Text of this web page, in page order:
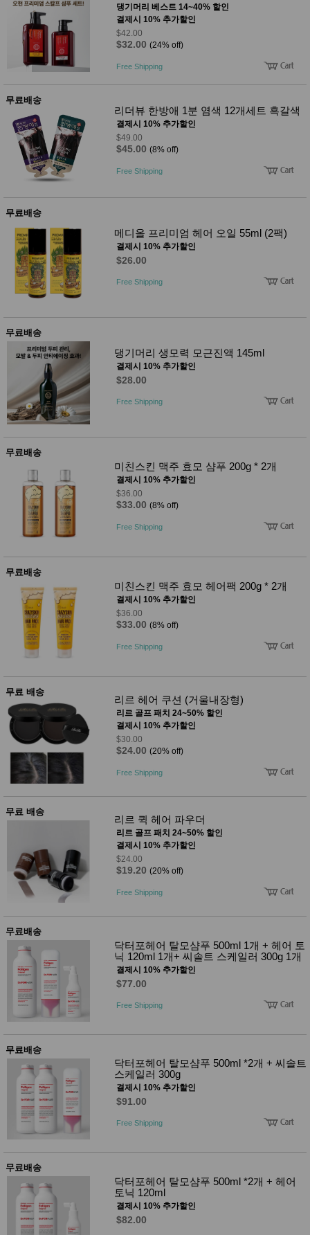
댕기머리 베스트 14~40% 할인
결제시 10% 추가할인
$42.00
$32.00 (24% off)
Free Shipping
무료배송
리더뷰 한방애 1분 염색 12개세트 흑갈색
결제시 10% 추가할인
$49.00
$45.00 (8% off)
Free Shipping
무료배송
메디올 프리미엄 헤어 오일 55ml (2팩)
결제시 10% 추가할인
$26.00
Free Shipping
무료배송
댕기머리 생모력 모근진액 145ml
결제시 10% 추가할인
$28.00
Free Shipping
무료배송
미친스킨 맥주 효모 샴푸 200g * 2개
결제시 10% 추가할인
$36.00
$33.00 (8% off)
Free Shipping
무료배송
미친스킨 맥주 효모 헤어팩 200g * 2개
결제시 10% 추가할인
$36.00
$33.00 (8% off)
Free Shipping
무료 배송
리르 헤어 쿠션 (거울내장형)
리르 골프 패치 24~50% 할인
결제시 10% 추가할인
$30.00
$24.00 (20% off)
Free Shipping
무료 배송
리르 퀵 헤어 파우더
리르 골프 패치 24~50% 할인
결제시 10% 추가할인
$24.00
$19.20 (20% off)
Free Shipping
무료배송
닥터포헤어 탈모샴푸 500ml 1개 + 헤어 토
닉 120ml 1개+ 씨솔트 스케일러 300g 1개
결제시 10% 추가할인
$77.00
Free Shipping
무료배송
닥터포헤어 탈모샴푸 500ml *2개 + 씨솔트
스케일러 300g
결제시 10% 추가할인
$91.00
Free Shipping
무료배송
닥터포헤어 탈모샴푸 500ml *2개 + 헤어
토닉 120ml
결제시 10% 추가할인
$82.00